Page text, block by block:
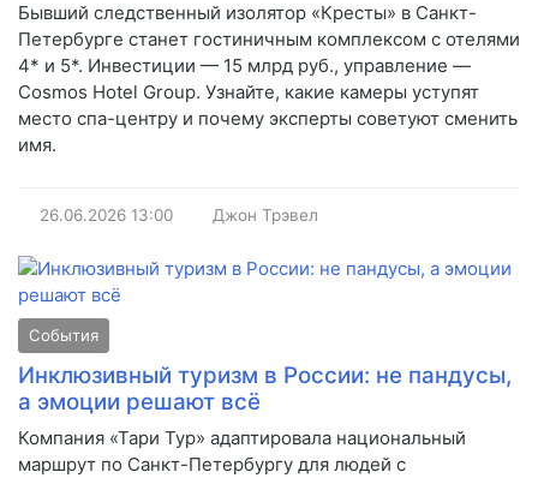
Бывший следственный изолятор «Кресты» в Санкт-
Петербурге станет гостиничным комплексом с отелями
4* и 5*. Инвестиции — 15 млрд руб., управление —
Cosmos Hotel Group. Узнайте, какие камеры уступят
место спа-центру и почему эксперты советуют сменить
имя.
26.06.2026 13:00 Джон Трэвел
События
Инклюзивный туризм в России: не пандусы,
а эмоции решают всё
Компания «Тари Тур» адаптировала национальный
маршрут по Санкт-Петербургу для людей с